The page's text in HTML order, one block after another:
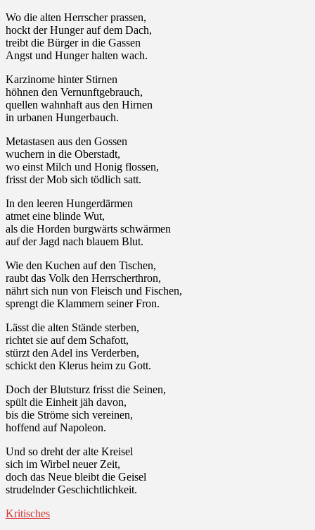
Wo die alten Herrscher prassen,
hockt der Hunger auf dem Dach,
treibt die Bürger in die Gassen
Angst und Hunger halten wach.
Karzinome hinter Stirnen
höhnen den Vernunftgebrauch,
quellen wahnhaft aus den Hirnen
in urbanen Hungerbauch.
Metastasen aus den Gossen
wuchern in die Oberstadt,
wo einst Milch und Honig flossen,
frisst der Mob sich tödlich satt.
In den leeren Hungerdärmen
atmet eine blinde Wut,
als die Horden burgwärts schwärmen
auf der Jagd nach blauem Blut.
Wie den Kuchen auf den Tischen,
raubt das Volk den Herrscherthron,
nährt sich nun von Fleisch und Fischen,
sprengt die Klammern seiner Fron.
Lässt die alten Stände sterben,
richtet sie auf dem Schafott,
stürzt den Adel ins Verderben,
schickt den Klerus heim zu Gott.
Doch der Blutsturz frisst die Seinen,
spült die Einheit jäh davon,
bis die Ströme sich vereinen,
hoffend auf Napoleon.
Und so dreht der alte Kreisel
sich im Wirbel neuer Zeit,
doch das Neue bleibt die Geisel
strudelnder Geschichtlichkeit.
Kritisches